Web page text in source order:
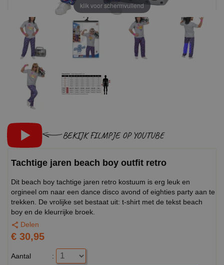
klik voor schermvullend
BEKIJK FILMPJE OP YOUTUBE
Tachtige jaren beach boy outfit retro
Dit beach boy tachtige jaren retro kostuum is erg leuk en
orgineel om naar een dance disco avond of eighties party aan te
trekken. De vrolijke set bestaat uit: t-shirt met de tekst beach
boy en de kleurrijke broek.
Delen
€ 30,95
Aantal :